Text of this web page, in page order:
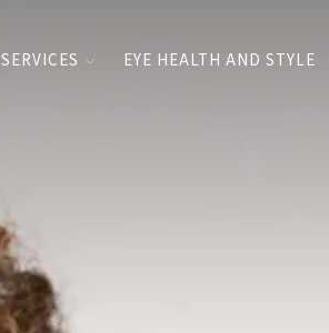
SERVICES EYE HEALTH AND STYLE